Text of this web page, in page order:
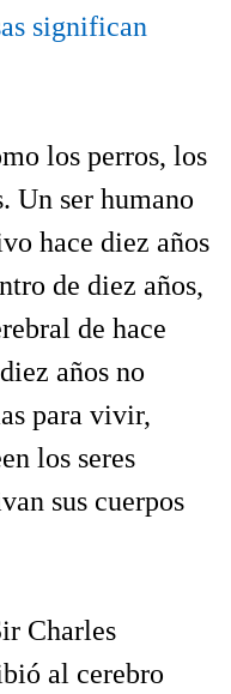
significan
los perros, los
Un ser humano
hace diez años
de diez años,
de hace
años no
para vivir,
los seres
sus cuerpos
Charles
al cerebro